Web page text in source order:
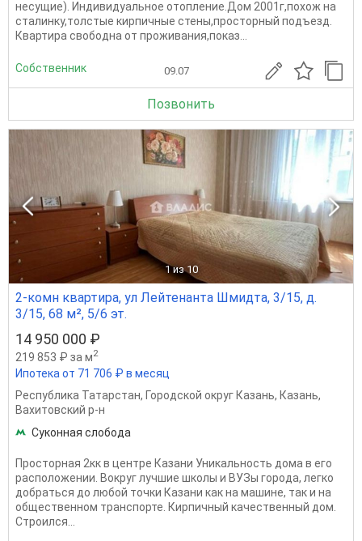
несущие). Индивидуальное отопление.Дом 2001г,похож на
сталинку,толстые кирпичные стены,просторный подъезд.
Квартира свободна от проживания,показ...
Собственник 09.07
Позвонить
1 из 10
2-комн квартира, ул Лейтенанта Шмидта, 3/15, д.
3/15, 68 м², 5/6 эт.
14 950 000 ₽
219 853 ₽ за м2
Ипотека от 71 706 ₽ в месяц
Республика Татарстан, Городской округ Казань, Казань,
Вахитовский р-н
Суконная слобода
Просторная 2кк в центре Казани Уникальность дома в его
расположении. Вокруг лучшие школы и ВУЗы города, легко
добраться до любой точки Казани как на машине, так и на
общественном транспорте. Кирпичный качественный дом.
Строился...